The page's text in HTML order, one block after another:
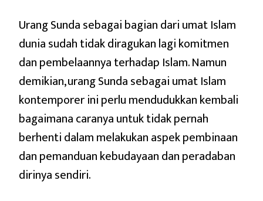
Urang Sunda sebagai bagian dari umat Islam
dunia sudah tidak diragukan lagi komitmen
dan pembelaannya terhadap Islam. Namun
demikian, urang Sunda sebagai umat Islam
kontemporer ini perlu mendudukkan kembali
bagaimana caranya untuk tidak pernah
berhenti dalam melakukan aspek pembinaan
dan pemanduan kebudayaan dan peradaban
dirinya sendiri.